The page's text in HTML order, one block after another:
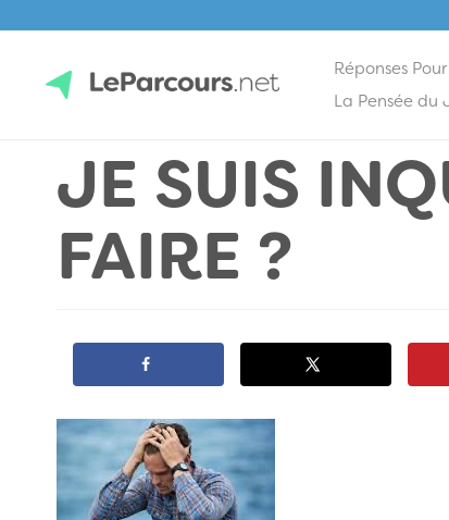
LeParcours.net
Réponses
La Pensée du
JE SUIS
FAIRE ?